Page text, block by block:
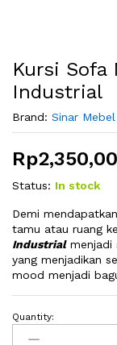
Kursi Sofa
Industrial
Brand: Sinar Mebel
Rp
Status: In stock
Demi
tamu atau ruang
Industrialmenjadi
yang menjadikan
mood menjadi
Kursi
Sofa
Quantity: